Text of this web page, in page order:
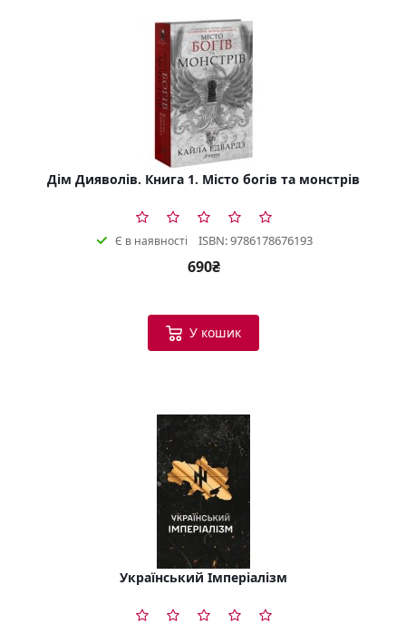
Дім Дияволів. Книга 1. Місто богів та монстрів
Є в наявності ISBN: 9786178676193
690₴
У кошик
Український Імперіалізм